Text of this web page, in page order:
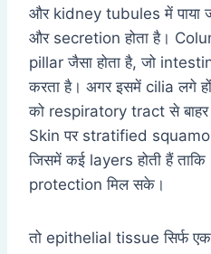
और kidney tubules में पाया
और secretion होता है।
pillar जैसा होता है, जो
करता है। अगर इसमें cilia लगे
को respiratory tract से
Skin पर stratified
जिसमें कई layers होती हैं
protection मिल सके।
तो epithelial tissue सिर्फ